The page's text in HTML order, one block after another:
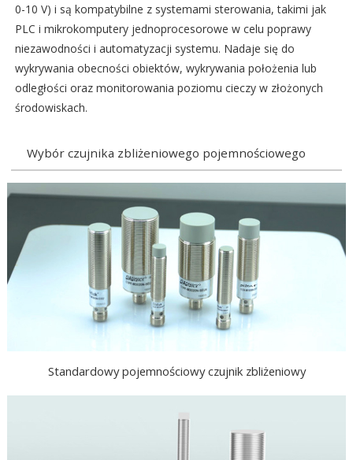
0-10 V) i są kompatybilne z systemami sterowania, takimi jak
PLC i mikrokomputery jednoprocesorowe w celu poprawy
niezawodności i automatyzacji systemu. Nadaje się do
wykrywania obecności obiektów, wykrywania położenia lub
odległości oraz monitorowania poziomu cieczy w złożonych
środowiskach.
Wybór czujnika zbliżeniowego pojemnościowego
Standardowy pojemnościowy czujnik zbliżeniowy